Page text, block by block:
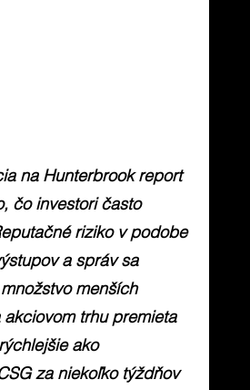
na Hunterbrook report
čo investori často
riziko v podobe
a správ sa
menších
akciovom trhu premieta
ako
za niekoľko týždňov